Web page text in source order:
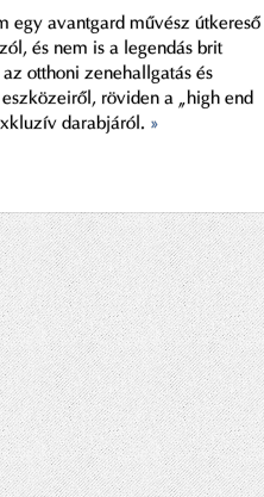
egy avantgard művész útkereső
és nem is a legendás brit
otthoni zenehallgatás és
röviden a „high end
darabjáról. »